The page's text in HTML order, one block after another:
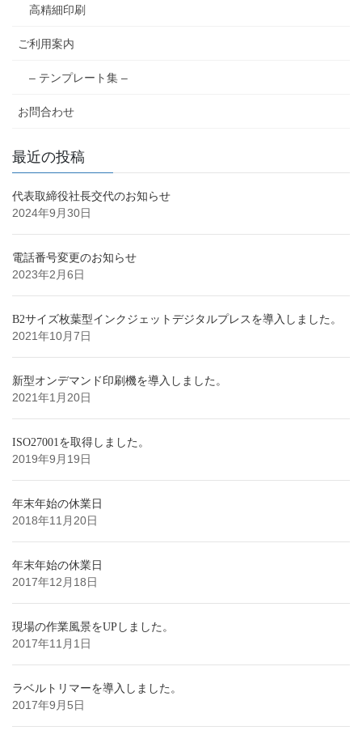
高精細印刷
ご利用案内
– テンプレート集 –
お問合わせ
最近の投稿
代表取締役社長交代のお知らせ
2024年9月30日
電話番号変更のお知らせ
2023年2月6日
B2サイズ枚葉型インクジェットデジタルプレスを導入しました。
2021年10月7日
新型オンデマンド印刷機を導入しました。
2021年1月20日
ISO27001を取得しました。
2019年9月19日
年末年始の休業日
2018年11月20日
年末年始の休業日
2017年12月18日
現場の作業風景をUPしました。
2017年11月1日
ラベルトリマーを導入しました。
2017年9月5日